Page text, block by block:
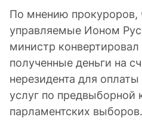
По мнению прокуроров,
управляемые Ионом
министр конвертировал
полученные деньги на
нерезидента для
услуг по предвыборной
парламентских выборов.